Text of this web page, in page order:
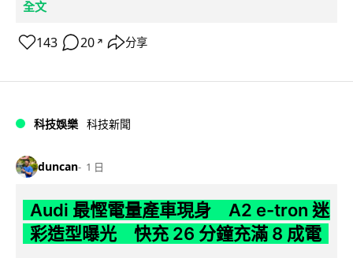
全文
143 20 ↗ 分享
科技娛樂 科技新聞
duncan 1 日
Audi 最慳電量產車現身 A2 e-tron 迷
彩造型曝光 快充 26 分鐘充滿 8 成電